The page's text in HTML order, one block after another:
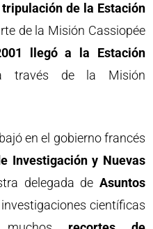
tripulación de la Estación
de la Misión Cassiopée
llegó a la Estación
través de la Misión
en el gobierno francés
Investigación y Nuevas
delegada de Asuntos
científicas